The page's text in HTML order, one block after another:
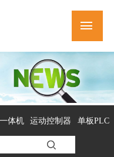
体机 运动控制器 单板PLC